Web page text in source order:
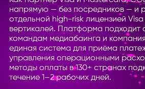
напрямую — без посредников — и
отдельной high-risk лицензией
вертикалей. Платформа подходит
командам медиабаинга и
единая система для приёма
управления операционными
методы оплаты в 130+ странах
течение 1–2 рабочих дней.